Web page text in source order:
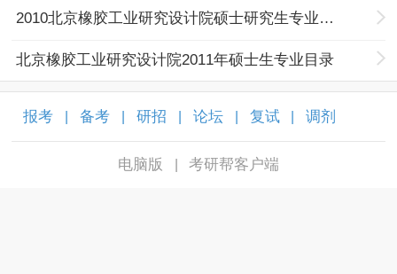
2010北京橡胶工业研究设计院硕士研究生专业目录
北京橡胶工业研究设计院2011年硕士生专业目录
报考 备考 研招 论坛 复试 调剂
电脑版 考研帮客户端